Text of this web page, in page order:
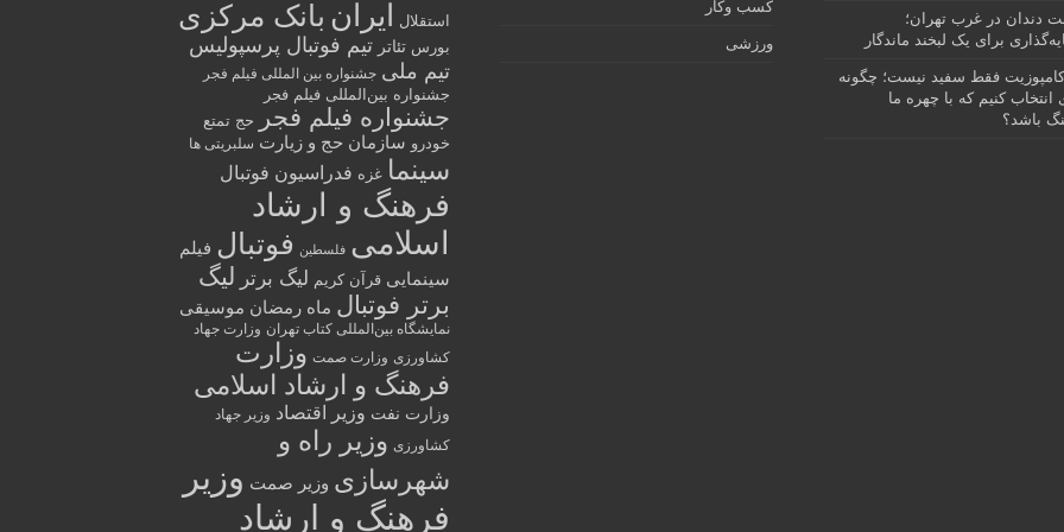
دندان در غرب تهران؛
برای یک لبخند ماندگار
فقط سفید نیست؛ چگونه
انتخاب کنیم که با چهره ما
باشد؟
کسب وکار
ورزشی
استقلال ایران بانک مرکزی
بورس تئاتر تیم فوتبال پرسپولیس
تیم ملی جشنواره بین المللی فیلم فجر
جشنواره بین‌المللی فیلم فجر
جشنواره فیلم فجر
حج تمتع
خودرو سازمان حج و زیارت سلبریتی ها
سینما غزه فدراسیون فوتبال
فرهنگ و ارشاد
اسلامی فلسطین فوتبال فیلم
سینمایی قرآن کریم لیگ برتر لیگ
برتر فوتبال ماه رمضان موسیقی
نمایشگاه بین‌المللی کتاب تهران وزارت جهاد
کشاورزی وزارت صمت وزارت
فرهنگ و ارشاد اسلامی
وزارت نفت وزیر اقتصاد وزیر جهاد
کشاورزی وزیر راه و
شهرسازی وزیر صمت وزیر
فرهنگ و ارشاد